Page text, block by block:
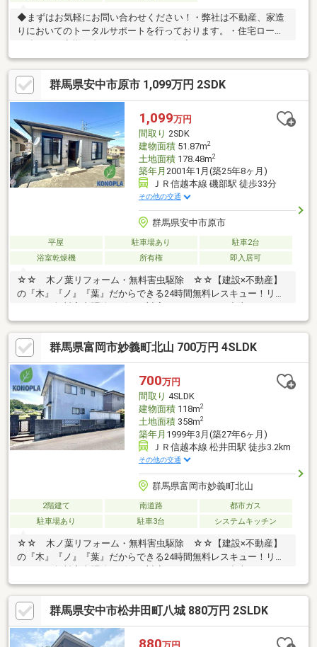
◆まずはお気軽にお問い合わせください！・弊社は不動産、家造
りにおいてのトータルサポートを行っております。・住宅ローン
に強く、お客様一人ひとりにあったご提案をさせていただきま
す。・スタッフ一同、誠心誠意ご対応させていただきます！◆経
験知識が豊富なスタッフが在籍！迅速な対応を心掛けておりま
す。・お問合せを受けてから即日ご対応をさせていただきま
す。・その他物件情報も多数ございます！お気軽にお問い合わせ
群馬県安中市原市 1,099万円 2SDK
1,099万円
間取り 2SDK
建物面積51.87m2
土地面積178.48m2
築年月 2001年1月(築25年8ヶ月)
ＪＲ信越本線 磯部駅 徒歩33分
その他の交通
群馬県安中市原市
平屋 駐車場あり
駐車2台
浴室乾燥機
所有権 即入居可
☆☆ 木ノ葉リフォーム・無料害虫駆除 ☆☆【建設×不動産】
の『木』『ノ』『葉』だからできる24時間無料レスキュー！リフ
ターサービスがついており、住んでからの安心をずっとお届けし
ます！内覧時に、無料相談・お見積りも物件ごとに作成可能！！
オウチ探しも、リフォームも一緒に相談できます！＼弊社には、
『きつね隊』・『ゴリラ隊』という無料かけつけサービスの仕組
みが、整っています♪／住んでからのお家トラブル、緊急対応も承
っております♪お家のこと、すべて木ノ葉プランニングにお任せく
ださい＾＾
群馬県富岡市妙義町北山 700万円 4SLDK
700万円
間取り 4SLDK
建物面積118m2
土地面積358m2
築年月 1999年3月(築27年6ヶ月)
ＪＲ信越本線 松井田駅 徒歩3.2km
その他の交通
群馬県富岡市妙義町北山
2階建て 南道路
都市ガス
駐車場あり
駐車3台 システムキッチン
☆☆ 木ノ葉リフォーム・無料害虫駆除 ☆☆【建設×不動産】
の『木』『ノ』『葉』だからできる24時間無料レスキュー！リフ
ォーム・無料害虫駆除サビース対応しております！中古でもアフ
ターサービスがついており、住んでからの安心をずっとお届けし
ます！内覧時に、無料相談・お見積りも物件ごとに作成可能！！
オウチ探しも、リフォームも一緒に相談できます！＼弊社には、
『きつね隊』・『ゴリラ隊』という無料かけつけサービスの仕組
みが、整っています♪／住んでからのお家トラブル、緊急対応も承
群馬県安中市松井田町八城 880万円 2SLDK
880万円